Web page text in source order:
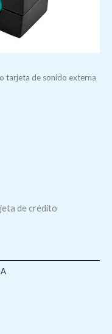
tarjeta de sonido externa
de crédito